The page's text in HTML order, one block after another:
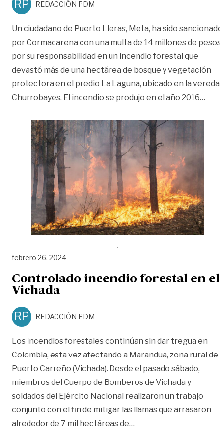
RP REDACCIÓN PDM
Un ciudadano de Puerto Lleras, Meta, ha sido
por Cormacarena con una multa de 14 millones de
por su responsabilidad en un incendio forestal que
devastó más de una hectárea de bosque y vegetación
protectora en el predio La Laguna, ubicado en la vereda
Churrobayes. El incendio se produjo en el año 2016…
febrero 26, 2024
Controlado incendio forestal en el
Vichada
RP REDACCIÓN PDM
Los incendios forestales continúan sin dar tregua en
Colombia, esta vez afectando a Marandua, zona rural de
Puerto Carreño (Vichada). Desde el pasado sábado,
miembros del Cuerpo de Bomberos de Vichada y
soldados del Ejército Nacional realizaron un trabajo
conjunto con el fin de mitigar las llamas que arrasaron
alrededor de 7 mil hectáreas de…